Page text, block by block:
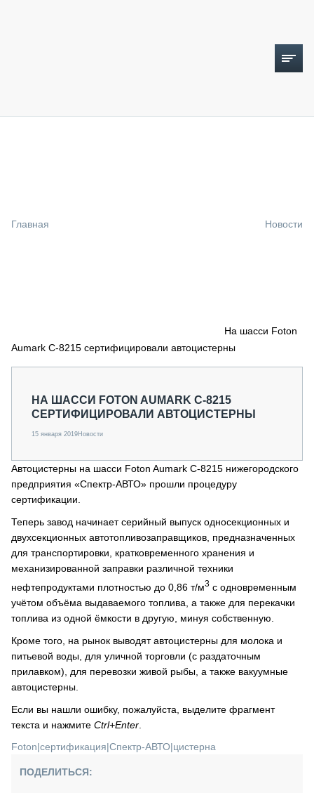
СПЕЦПРОЕКТЫ
О ПРОЕКТЕ
Главная Новости
На шасси Foton
Aumark C-8215 сертифицировали автоцистерны
НА ШАССИ FOTON AUMARK C-8215
СЕРТИФИЦИРОВАЛИ АВТОЦИСТЕРНЫ
15 января 2019Новости
Автоцистерны на шасси Foton Aumark C-8215 нижегородского
предприятия «Спектр-АВТО» прошли процедуру
сертификации.
Теперь завод начинает серийный выпуск односекционных и
двухсекционных автотопливозаправщиков, предназначенных
для транспортировки, кратковременного хранения и
механизированной заправки различной техники
нефтепродуктами плотностью до 0,86 т/м3 с одновременным
учётом объёма выдаваемого топлива, а также для перекачки
топлива из одной ёмкости в другую, минуя собственную.
Кроме того, на рынок выводят автоцистерны для молока и
питьевой воды, для уличной торговли (с раздаточным
прилавком), для перевозки живой рыбы, а также вакуумные
автоцистерны.
Если вы нашли ошибку, пожалуйста, выделите фрагмент
текста и нажмите Ctrl+Enter
Foton|сертификация|Спектр-АВТО|цистерна
ПОДЕЛИТЬСЯ: